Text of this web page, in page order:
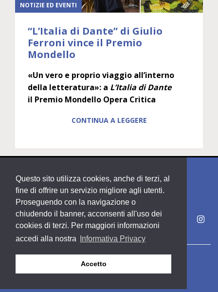
Questo sito utilizza cookies, anche di terzi, al
fine di offrire un servizio migliore agli utenti.
Proseguendo con la navigazione o
chiudendo il banner, acconsenti all'uso dei
cookies di terzi. Per maggiori informazioni
accedi alla nostra
Informativa Privacy
Accetto
NOTIZIE ED EVENTI
“L’Italia di Dante” di Giulio
Ferroni vince il Premio
Mondello
«Un vero e proprio viaggio all’interno
della letteratura»: a L’Italia di Dante
il Premio Mondello Opera Critica
CONTINUA A LEGGERE
Copyright PDE srl società del Gruppo Feltrinelli S. p. A.